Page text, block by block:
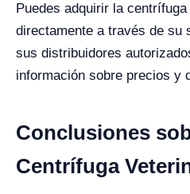
Puedes adquirir la
directamente a través de su
sus distribuidores
información sobre precios y
Conclusiones
Centrífuga